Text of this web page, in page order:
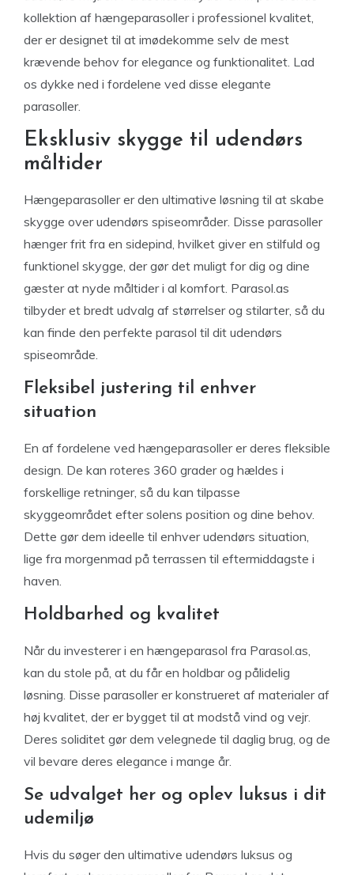
kollektion af hængeparasoller i professionel kvalitet,
der er designet til at imødekomme selv de mest
krævende behov for elegance og funktionalitet. Lad
os dykke ned i fordelene ved disse elegante
parasoller.
Eksklusiv skygge til udendørs
måltider
Hængeparasoller er den ultimative løsning til at skabe
skygge over udendørs spiseområder. Disse parasoller
hænger frit fra en sidepind, hvilket giver en stilfuld og
funktionel skygge, der gør det muligt for dig og dine
gæster at nyde måltider i al komfort. Parasol.as
tilbyder et bredt udvalg af størrelser og stilarter, så du
kan finde den perfekte parasol til dit udendørs
spiseområde.
Fleksibel justering til enhver
situation
En af fordelene ved hængeparasoller er deres fleksible
design. De kan roteres 360 grader og hældes i
forskellige retninger, så du kan tilpasse
skyggeområdet efter solens position og dine behov.
Dette gør dem ideelle til enhver udendørs situation,
lige fra morgenmad på terrassen til eftermiddagste i
haven.
Holdbarhed og kvalitet
Når du investerer i en hængeparasol fra Parasol.as,
kan du stole på, at du får en holdbar og pålidelig
løsning. Disse parasoller er konstrueret af materialer af
høj kvalitet, der er bygget til at modstå vind og vejr.
Deres soliditet gør dem velegnede til daglig brug, og de
vil bevare deres elegance i mange år.
Se udvalget her og oplev luksus i dit
udemiljø
Hvis du søger den ultimative udendørs luksus og